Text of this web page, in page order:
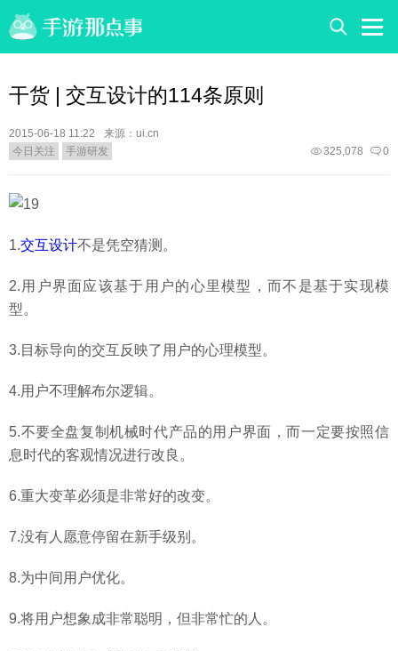
干货 | 交互设计的114条原则
2015-06-18 11:22
来源：ui.cn
今日关注
手游研发 0
325,078
1.交互设计不是凭空猜测。
2.用户界面应该基于用户的心里模型，而不是基于实现模
型。
3.目标导向的交互反映了用户的心理模型。
4.用户不理解布尔逻辑。
5.不要全盘复制机械时代产品的用户界面，而一定要按照信
息时代的客观情况进行改良。
6.重大变革必须是非常好的改变。
7.没有人愿意停留在新手级别。
8.为中间用户优化。
9.将用户想象成非常聪明，但非常忙的人。